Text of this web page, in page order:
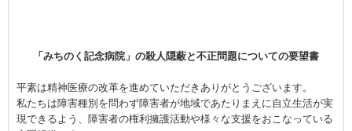
「みちのく記念病院」の殺人隠蔽と不正問題についての要望書
平素は精神医療の改革を進めていただきありがとうございます。
私たちは障害種別を問わず障害者が地域であたりまえに自立生活が実
現できるよう、障害者の権利擁護活動や様々な支援をおこなっている